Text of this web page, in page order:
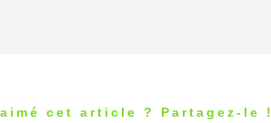
cet article ? Partagez-le !